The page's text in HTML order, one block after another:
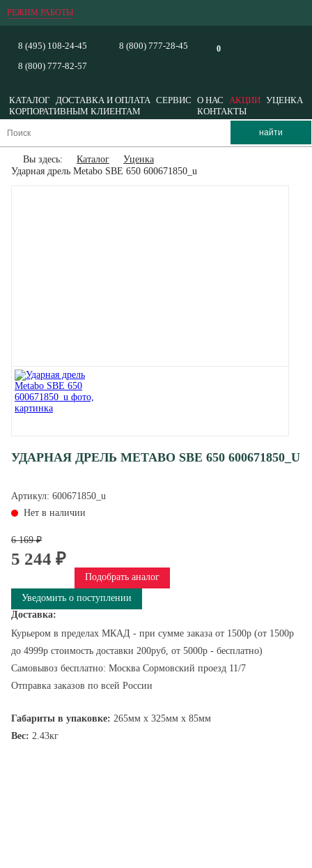
РЕЖИМ РАБОТЫ
0
8 (495) 108-24-45
8 (800) 777-82-57
8 (800) 777-28-45
КАТАЛОГ ДОСТАВКА И ОПЛАТА СЕРВИС О НАС АКЦИИ УЦЕНКА
КОРПОРАТИВНЫМ КЛИЕНТАМ
КОНТАКТЫ
Вы здесь: Каталог
Уценка
Ударная дрель Metabo SBE 650 600671850_u
УДАРНАЯ ДРЕЛЬ METABO SBE 650 600671850_U
Артикул: 600671850_u
Нет в наличии
6 169 ₽
5 244 ₽
Подобрать аналог
Уведомить о поступлении
Доставка:
Курьером в пределах МКАД - при сумме заказа от 1500р (от 1500р
до 4999р стоимость доставки 200руб, от 5000р - бесплатно)
Самовывоз бесплатно: Москва Сормовский проезд 11/7
Отправка заказов по всей России
Габариты в упаковке: 265мм x 325мм x 85мм
Вес: 2.43кг